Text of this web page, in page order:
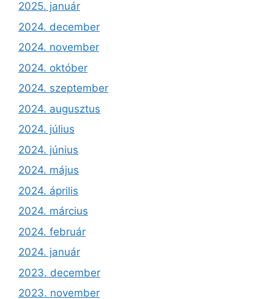
2025. január
2024. december
2024. november
2024. október
2024. szeptember
2024. augusztus
2024. július
2024. június
2024. május
2024. április
2024. március
2024. február
2024. január
2023. december
2023. november